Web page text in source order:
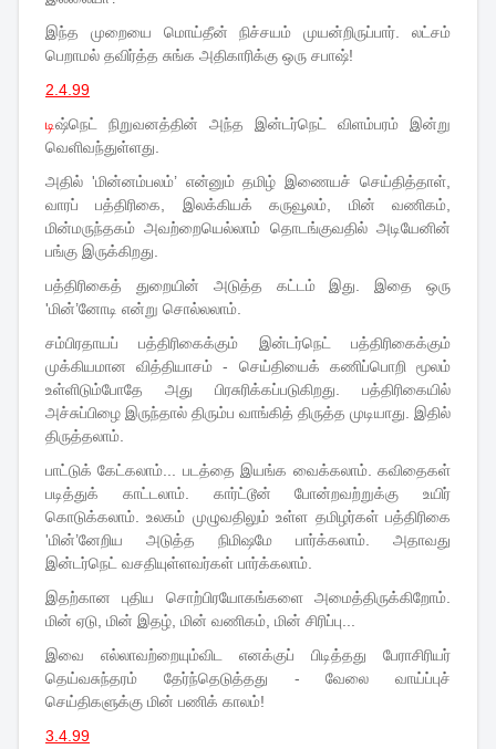
இந்த முறையை மொய்தீன் நிச்சயம் முயன்றிருப்பார். லட்சம்
பெறாமல் தவிர்த்த சுங்க அதிகாரிக்கு ஒரு சபாஷ்!
2.4.99
டிஷ்நெட் நிறுவனத்தின் அந்த இன்டர்நெட் விளம்பரம் இன்று
வெளிவந்துள்ளது.
அதில் 'மின்னம்பலம்’ என்னும் தமிழ் இணையச் செய்தித்தாள்,
வாரப் பத்திரிகை, இலக்கியக் கருவூலம், மின் வணிகம்,
மின்மருந்தகம் அவற்றையெல்லாம் தொடங்குவதில் அடியேனின்
பங்கு இருக்கிறது.
பத்திரிகைத் துறையின் அடுத்த கட்டம் இது. இதை ஒரு
'மின்’னோடி என்று சொல்லலாம்.
சம்பிரதாயப் பத்திரிகைக்கும் இன்டர்நெட் பத்திரிகைக்கும்
முக்கியமான வித்தியாசம் - செய்தியைக் கணிப்பொறி மூலம்
உள்ளிடும்போதே அது பிரசுரிக்கப்படுகிறது. பத்திரிகையில்
அச்சுப்பிழை இருந்தால் திரும்ப வாங்கித் திருத்த முடியாது. இதில்
திருத்தலாம்.
பாட்டுக் கேட்கலாம்... படத்தை இயங்க வைக்கலாம். கவிதைகள்
படித்துக் காட்டலாம். கார்ட்டூன் போன்றவற்றுக்கு உயிர்
கொடுக்கலாம். உலகம் முழுவதிலும் உள்ள தமிழர்கள் பத்திரிகை
'மின்’னேறிய அடுத்த நிமிஷமே பார்க்கலாம். அதாவது
இன்டர்நெட் வசதியுள்ளவர்கள் பார்க்கலாம்.
இதற்கான புதிய சொற்பிரயோகங்களை அமைத்திருக்கிறோம்.
மின் ஏடு, மின் இதழ், மின் வணிகம், மின் சிரிப்பு...
இவை எல்லாவற்றையும்விட எனக்குப் பிடித்தது பேராசிரியர்
தெய்வசுந்தரம் தேர்ந்தெடுத்தது - வேலை வாய்ப்புச்
செய்திகளுக்கு மின் பணிக் காலம்!
3.4.99